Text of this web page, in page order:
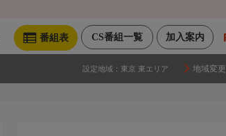
加入案内
CS番組一覧
番組表
設定地域： 東京 東エリア 地域変更